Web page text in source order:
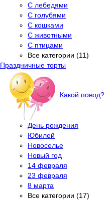
С лебедями
С голубями
С кошками
С животными
С птицами
Все категории (11)
Праздничные торты
Какой повод?
День рождения
Юбилей
Новоселье
Новый год
14 февраля
23 февраля
8 марта
Все категории (17)